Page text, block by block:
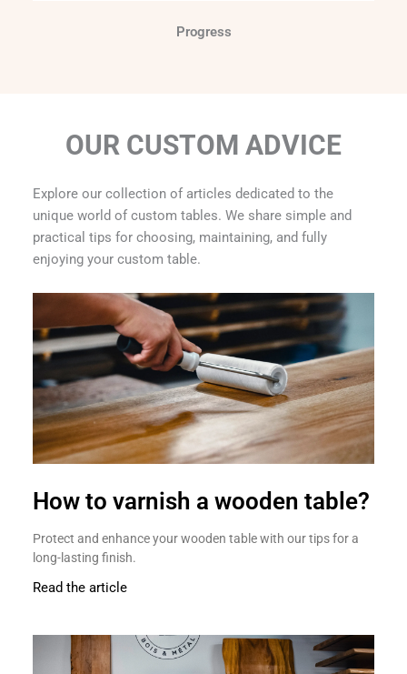
Progress
OUR CUSTOM ADVICE
Explore our collection of articles dedicated to the
unique world of custom tables. We share simple and
practical tips for choosing, maintaining, and fully
enjoying your custom table.
How to varnish a wooden table?
Protect and enhance your wooden table with our tips for a
long-lasting finish.
Read the article